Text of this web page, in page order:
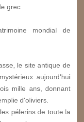
grec.
mondial de
le site antique de
aujourd'hui
mille ans, donnant
d'oliviers.
pélerins de toute la